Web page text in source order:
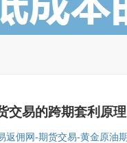
交易的跨期套利原理
返佣网-期货交易-黄金原油